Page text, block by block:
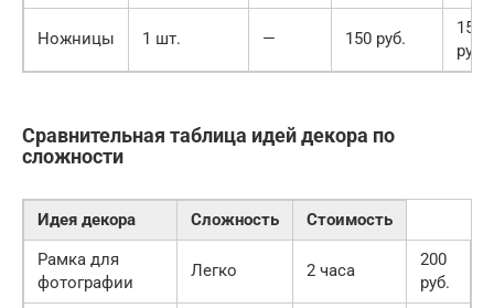
Ножницы 1 шт. — 150 руб.
150
руб.
Сравнительная таблица идей декора по
сложности
Идея декора Сложность
Стоимость
Рамка для
фотографии
Легко 2 часа
200
руб.